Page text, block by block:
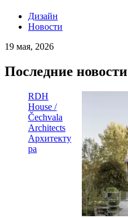
Дизайн
Новости
19 мая, 2026
Последние новости
RDH
House /
Čechvala
Architects
Архитекту
ра